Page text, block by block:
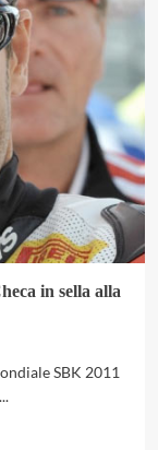
in sella alla
SBK 2011